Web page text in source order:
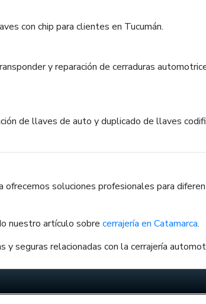
con chip para clientes en Tucumán.
y reparación de cerraduras
de llaves de auto y duplicado de llaves
ofrecemos soluciones profesionales para
nuestro artículo sobre cerrajería en Catamarca.
y seguras relacionadas con la cerrajería